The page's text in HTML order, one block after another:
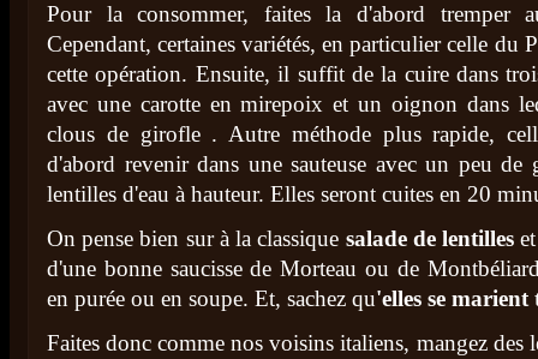
Pour la consommer, faites la d'abord tremper
Cependant, certaines variétés, en particulier celle du
cette opération. Ensuite, il suffit de la cuire dans
avec une carotte en mirepoix et un oignon dans
clous de girofle . Autre méthode plus rapide,
d'abord revenir dans une sauteuse avec un peu de
lentilles d'eau à hauteur. Elles seront cuites en 20
On pense bien sur à la classique salade de lentilles
d'une bonne saucisse de Morteau ou de
en purée ou en soupe. Et, sachez qu'elles se
Faites donc comme nos voisins italiens, mangez des